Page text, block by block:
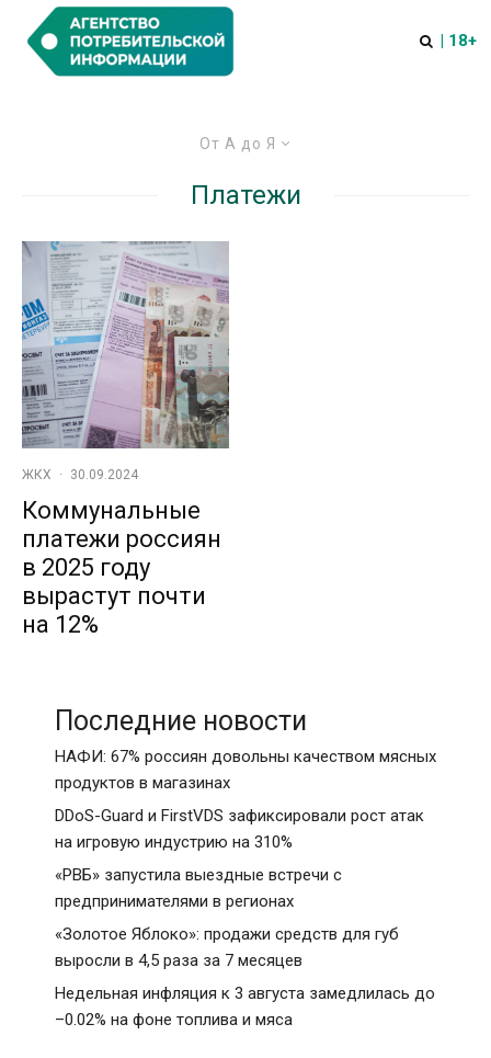
| 18+
От А до Я
Платежи
ЖКХ · 30.09.2024
Коммунальные
платежи россиян
в 2025 году
вырастут почти
на 12%
Последние новости
НАФИ: 67% россиян довольны качеством мясных
продуктов в магазинах
DDoS-Guard и FirstVDS зафиксировали рост атак
на игровую индустрию на 310%
«РВБ» запустила выездные встречи с
предпринимателями в регионах
«Золотое Яблоко»: продажи средств для губ
выросли в 4,5 раза за 7 месяцев
Недельная инфляция к 3 августа замедлилась до
–0.02% на фоне топлива и мяса